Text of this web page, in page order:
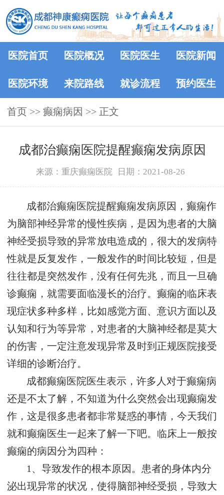
医院首页 医院概况 医院医生 医院新闻
医院环境 来院路线 就诊流程 预约医生
首页 >> 癫痫病因 >> 正文
成都治癫痫医院提醒癫痫发病原因
来源：重庆癫痫医院 日期：2021-08-26
成都治癫痫医院提醒癫痫发病原因，癫痫作
为脑部神经异常的慢性疾病，是因为患者的大脑
神经受损导致的异常放电造成的，很大的发病特
性就是反复发作，一般发作的时间比较短，但是
往往都是突然发作，没有任何先兆，而且一旦确
诊癫痫，就需要面临漫长的治疗。癫痫的临床表
现症状多种多样，比如感觉方面、意识方面以及
认知和行为等异常，对患者的大脑神经都是莫大
的伤害，一定注意发现异常及时到正规医院接受
详细的诊断治疗。
成都癫痫医院医生表示，许多人对于癫痫病
还是不太了解，不知道为什么突然会出现癫痫发
作，这是很多患者都非常疑惑的事情，今天我们
就和癫痫医生一起来了解一下吧。临床上一般按
癫痫的病因分为四种：
1、导致发作的根本原因。患者的身体内分
泌出现异常的状况，使得脑部神经受损，导致大